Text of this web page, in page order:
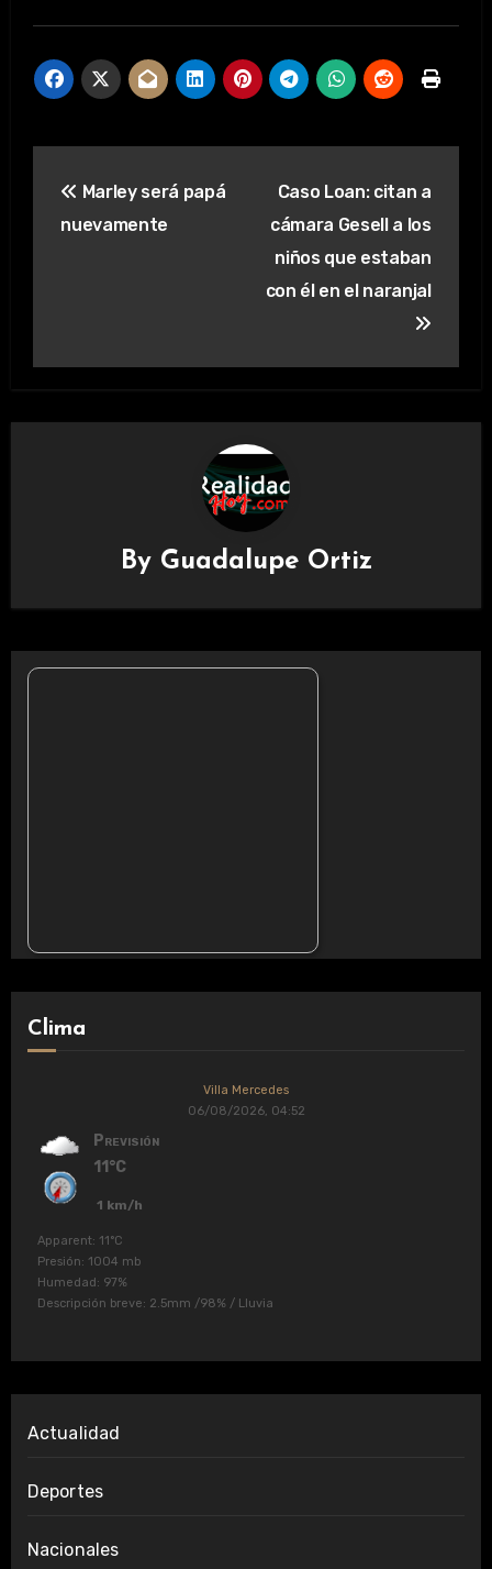
de
Marley será papá
nuevamente
Caso Loan: citan a
cámara Gesell a los
niños que estaban
con él en el naranjal
By Guadalupe Ortiz
Clima
Villa Mercedes
06/08/2026, 04:52
Previsión
11°C
1 km/h
Apparent: 11°C
Presión: 1004 mb
Humedad: 97%
Descripción breve: 2.5mm /98% / Lluvia
Actualidad
Deportes
Nacionales